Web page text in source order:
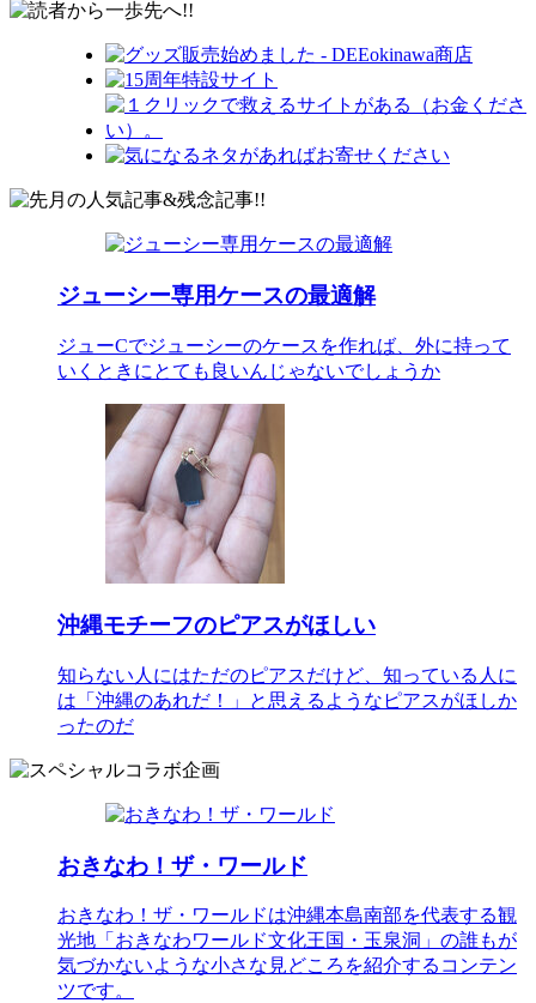
ジューシー専用ケースの最適解
ジューCでジューシーのケースを作れば、外に持って
いくときにとても良いんじゃないでしょうか
沖縄モチーフのピアスがほしい
知らない人にはただのピアスだけど、知っている人に
は「沖縄のあれだ！」と思えるようなピアスがほしか
ったのだ
おきなわ！ザ・ワールド
おきなわ！ザ・ワールドは沖縄本島南部を代表する観
光地「おきなわワールド文化王国・玉泉洞」の誰もが
気づかないような小さな見どころを紹介するコンテン
ツです。